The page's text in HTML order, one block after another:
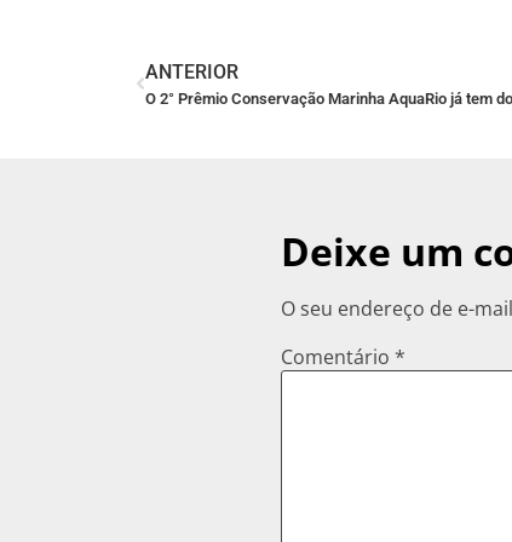
ANTERIOR
O 2° Prêmio Conservação Marinha AquaRio já tem
Deixe um
O seu endereço de e-
Comentário *